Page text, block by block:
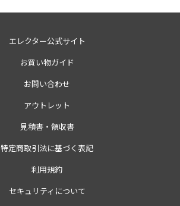
エレクター公式サイト
お買い物ガイド
お問い合わせ
アウトレット
見積書・領収書
特定商取引法に基づく表記
利用規約
セキュリティについて